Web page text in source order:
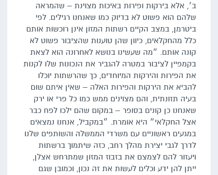
ב׳, אלא בירקות ופירות באיכות מצוינת – שהמראה
שלהם הוא פשוט לא בדיוק כמו שאנחנו רגילים. לפי
ביטרמן, במצב הקיים רשתות המזון אינן רוכשות אותם
כלל מהחקלאים, כיוון שהן טוענות שהציבור פשוט לא
קונה אותם. ״מה שעשינו בנושא לאחרונה הוא לצאת
בקמפיין לציבור במטרה להגביר את הנכונות שלו לקנות
את הפירות והירקות המיוחדים, כך שהרשתות יוכלו
להביא את הירקות והפירות האלה – שאין איתם שום
בעיה תזונתית, והם מצוינים ממש כמו כל פרי או ירק
שאנחנו כן קונים בסופר – במקום שהם ילכו לפח כבר
אצל החקלאי״ היא אומרת. ״במקביל, אנחנו נמצאים
במגעים ראשוניים עם משרדי הממשלה והשותפים שלנו
לדרך לגבי יצירת מהלך רחב, כזה שיתמוך ברשתות
ויעזור להם לצמצם את בזבוז המזון שמתרחש אצלן,
ייתן להן ידע וכלים לעשות את זה נכון, וכמובן שגם